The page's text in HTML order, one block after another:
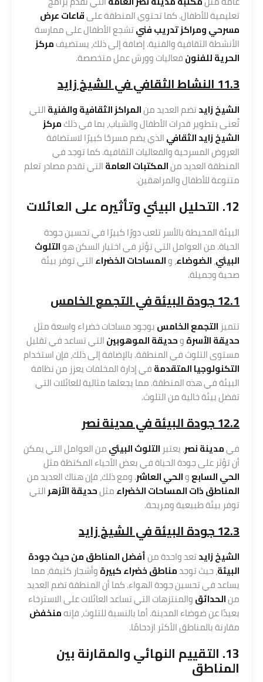
تعليمية للأطفال. كما تحتوي المنطقة علىقاعات عرض
مسرحي ومراكز تدريب فنيتشجع الأطفال على ممارسة
الأنشطة الثقافية والفنية. إضافة إلى ذلك، يستضيفمركز
الحرية للفنونفعاليات وورش عمل متخصصة.
11.3 النشاط الثقافي في الشيخ زايد
الشيخ زايدتضم العديد منالمراكز الثقافية والفنيةالتي
تُعنى بتطوير قدرات الأطفال والشباب، بما في ذلكمركز
الشيخ زايد الثقافيالذي يضم مسرحًا كبيرًا لاستضافة
العروض المسرحية والفعاليات الثقافية. كما توجد في
المنطقة العديد منالمكتبات العامةالتي تقدم مصادر تعلم
متنوعة للأطفال والمراهقين.
12. التحليل البيئي وتأثيره على العائلات
البيئة المحيطة بالأسر تلعب دورًا كبيرًا في تحسين جودة
الحياة. من العوامل التي تؤثر في اختيار السكن هوالتلوث
البيئي،الضوضاء، والمساحات الخضراءالتي توفر بيئة
صحية وجميلة.
12.1 جودة البيئة في التجمع الخامس
تتميز التجمع الخامسبوجود مساحات خضراء واسعة مثل
حديقة الأسرةوحديقة الموهوبينالتي تساعد في تقليل
مستوى التلوث في المنطقة. بالإضافة إلى ذلك، فإن استخدام
التكنولوجيا المتقدمةفي إدارة المخلفات يعزز من نظافة
البيئة في هذه المنطقة. مما يجعلها مثالية للعائلات التي
تفضل بيئة خالية من التلوث.
12.2 جودة البيئة في مدينة نصر
فيمدينة نصر، يعتبر التلوث البيئيمن العوامل التي يمكن
أن تؤثر على جودة الحياة في بعض الأحياء المكتظة مثل
الحي السابعوالحي العاشر. ومع ذلك، فإن هناك العديد من
المناطق ذات المساحات الخضراءمثلحديقة الأزهرالتي
توفر بيئة طبيعية ومريحة.
12.3 جودة البيئة في الشيخ زايد
الشيخ زايدتعد واحدة منأفضل المناطق من حيث جودة
البيئة، حيث توجدمناطق خضراء كبيرةوأشجار كثيفة، مما
يساعد في تحسين جودة الهواء. كما أن المنطقة تضم العديد
منالحدائقوالمنتزهات التي تساعد العائلات على الاسترخاء
بعيدًا عن ضوضاء المدينة. أما بالنسبة للتلوث، فإنهمنخفض
مقارنة بالمناطق الأكثر ازدحامًا.
13. التقييم النهائي والمقارنة بين
المناطق